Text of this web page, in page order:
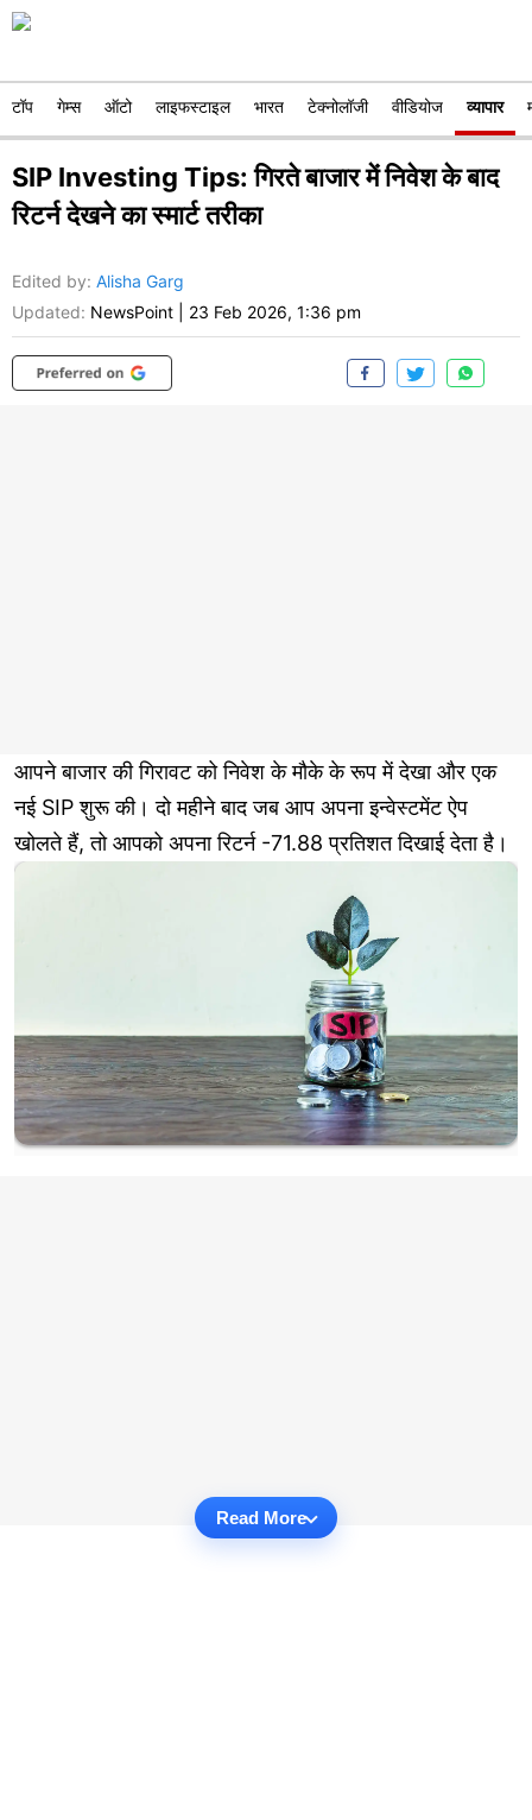
टॉप गेम्स ऑटो लाइफस्टाइल भारत टेक्नोलॉजी वीडियोज व्यापार
SIP Investing Tips: गिरते बाजार में निवेश के बाद
रिटर्न देखने का स्मार्ट तरीका
Edited by: Alisha Garg
Updated: NewsPoint 23 Feb 2026, 1:36 pm
आपने बाजार की गिरावट को निवेश के मौके के रूप में देखा और एक
नई SIP शुरू की। दो महीने बाद जब आप अपना इन्वेस्टमेंट ऐप
खोलते हैं, तो आपको अपना रिटर्न -71.88 प्रतिशत दिखाई देता है।
Read More